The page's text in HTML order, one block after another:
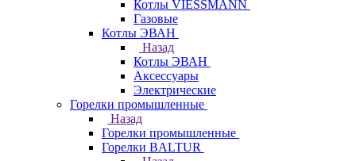
Котлы VIESSMANN
Газовые
Котлы ЭВАН
Назад
Котлы ЭВАН
Аксессуары
Электрические
Горелки промышленные
Назад
Горелки промышленные
Горелки BALTUR